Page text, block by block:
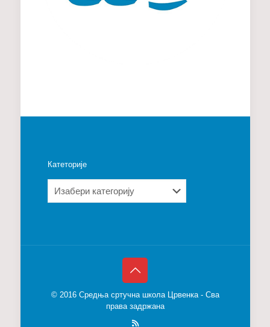
Катеторије
© 2016 Средња сртучна школа Црвенка - Сва
права задржана